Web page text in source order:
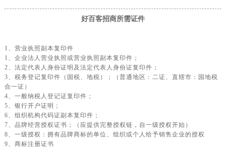
好百客招商所需证件
1、营业执照副本复印件
1、企业法人营业执照或营业执照副本复印件；
2、法定代表人身份证明及法定代表人身份证复印件；
3、税务登记复印件（国税、地税）；（普通地区：二证、直辖市：国地税
合一证）
4、一般纳税人登记证复印件；
5、银行开户证明；
6、组织机构代码证副本复印件；
7、品牌经营授权证书；（应提供完整授权链，自一级授权开始）
8、一级授权：拥有品牌商标的单位、组织或个人给予销售企业的授权
9、商标注册证书